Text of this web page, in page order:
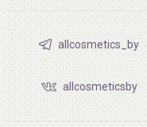
allcosmetics_by
allcosmeticsby